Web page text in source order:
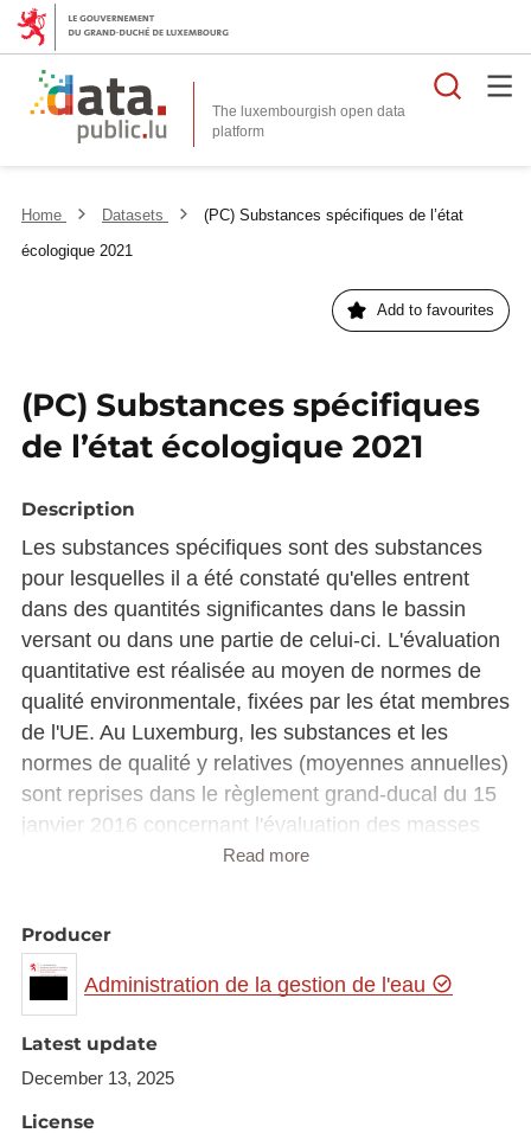
The luxembourgish open data
platform
Home Datasets
(PC) Substances spécifiques de l’état
écologique 2021
Add to favourites
(PC) Substances spécifiques
de l’état écologique 2021
Description
Les substances spécifiques sont des substances
pour lesquelles il a été constaté qu'elles entrent
dans des quantités significantes dans le bassin
versant ou dans une partie de celui-ci. L'évaluation
quantitative est réalisée au moyen de normes de
qualité environmentale, fixées par les état membres
de l'UE. Au Luxemburg, les substances et les
normes de qualité y relatives (moyennes annuelles)
sont reprises dans le règlement grand-ducal du 15
janvier 2016 concernant l'évaluation des masses
d'eau de surface. L'évaluation se fait avec 2
l'évaluation de l'état écologique, ensemble avec les
paramètres physico-chimiques généraux.
Read more
Producer
Administration de la gestion de l'eau
Latest update
December 13, 2025
License